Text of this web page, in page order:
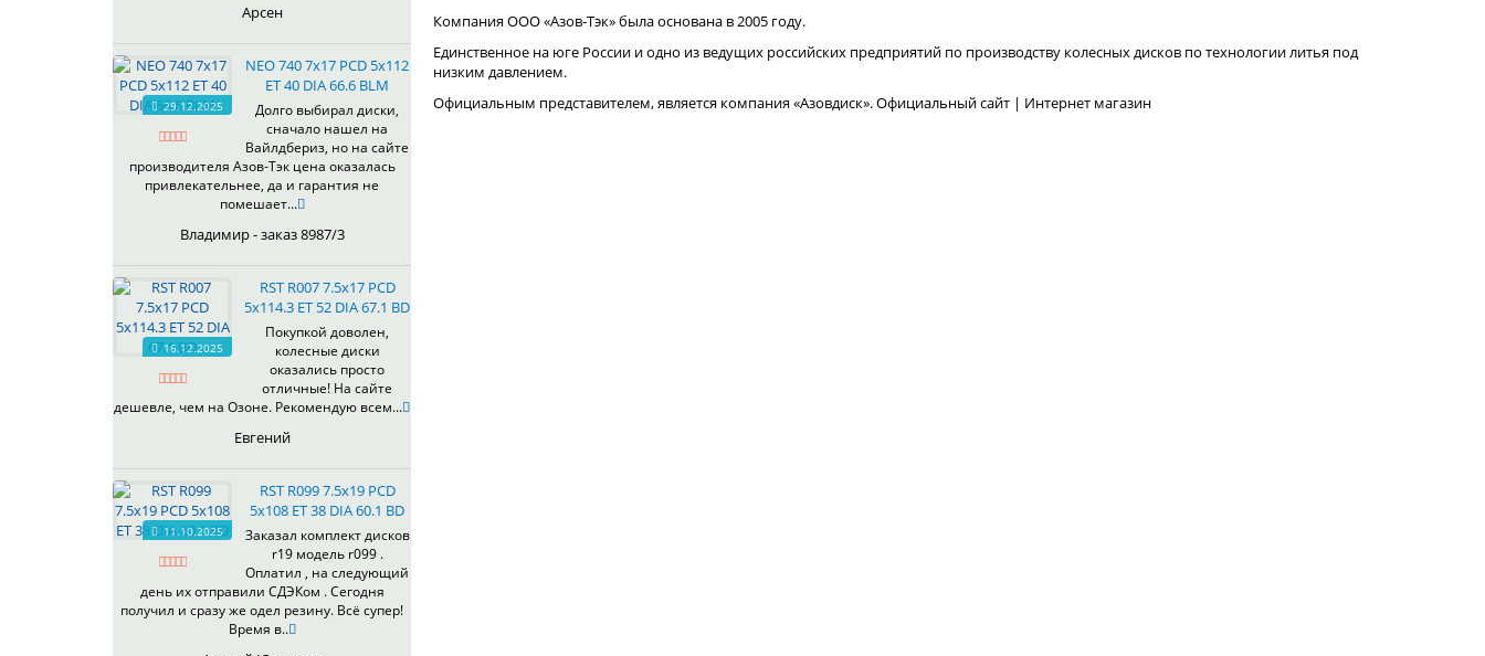
Арсен
29.12.2025
NEO 740 7x17 PCD 5x112
ET 40 DIA 66.6 BLM
Долго выбирал диски,
сначало нашел на
Вайлдбериз, но на сайте
производителя Азов-Тэк цена оказалась
привлекательнее, да и гарантия не
помешает...
Владимир - заказ 8987/3
16.12.2025
RST R007 7.5x17 PCD
5x114.3 ET 52 DIA 67.1 BD
Покупкой доволен,
колесные диски
оказались просто
отличные! На сайте
дешевле, чем на Озоне. Рекомендую всем...
Евгений
11.10.2025
RST R099 7.5x19 PCD
5x108 ET 38 DIA 60.1 BD
Заказал комплект дисков
r19 модель r099 .
Оплатил , на следующий
день их отправили СДЭКом . Сегодня
получил и сразу же одел резину. Всё супер!
Время в..
Компания ООО «Азов-Тэк» была основана в 2005 году.
Единственное на юге России и одно из ведущих российских предприятий по производству колесных дисков по технологии литья под
низким давлением.
Официальным представителем, является компания «Азовдиск». Официальный сайт | Интернет магазин